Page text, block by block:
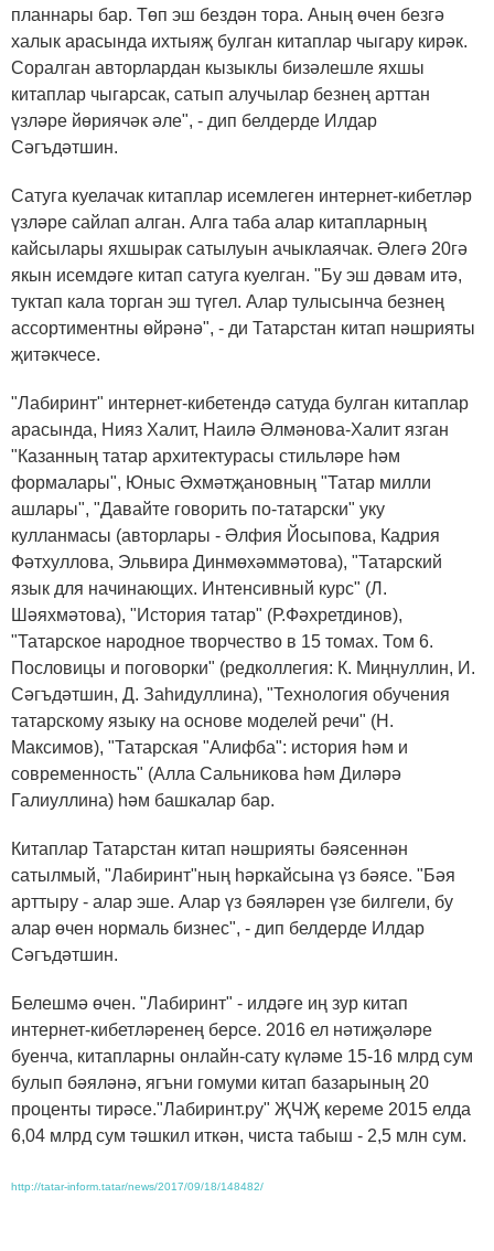
планнары бар. Төп эш бездән тора. Аның өчен безгә
халык арасында ихтыяҗ булган китаплар чыгару кирәк.
Соралган авторлардан кызыклы бизәлешле яхшы
китаплар чыгарсак, сатып алучылар безнең арттан
үзләре йөриячәк әле", - дип белдерде Илдар
Сәгъдәтшин.
Сатуга куелачак китаплар исемлеген интернет-кибетләр
үзләре сайлап алган. Алга таба алар китапларның
кайсылары яхшырак сатылуын ачыклаячак. Әлегә 20гә
якын исемдәге китап сатуга куелган. "Бу эш дәвам итә,
туктап кала торган эш түгел. Алар тулысынча безнең
ассортиментны өйрәнә", - ди Татарстан китап нәшрияты
җитәкчесе.
"Лабиринт" интернет-кибетендә сатуда булган китаплар
арасында, Нияз Халит, Наилә Әлмәнова-Халит язган
"Казанның татар архитектурасы стильләре һәм
формалары", Юныс Әхмәтҗановның "Татар милли
ашлары", "Давайте говорить по-татарски" уку
кулланмасы (авторлары - Әлфия Йосыпова, Кадрия
Фәтхуллова, Эльвира Динмөхәммәтова), "Татарский
язык для начинающих. Интенсивный курс" (Л.
Шәяхмәтова), "История татар" (Р.Фәхретдинов),
"Татарское народное творчество в 15 томах. Том 6.
Пословицы и поговорки" (редколлегия: К. Миңнуллин, И.
Сәгъдәтшин, Д. Заһидуллина), "Технология обучения
татарскому языку на основе моделей речи" (Н.
Максимов), "Татарская "Алифба": история һәм и
современность" (Алла Сальникова һәм Диләрә
Галиуллина) һәм башкалар бар.
Китаплар Татарстан китап нәшрияты бәясеннән
сатылмый, "Лабиринт"ның һәркайсына үз бәясе. "Бәя
арттыру - алар эше. Алар үз бәяләрен үзе билгели, бу
алар өчен нормаль бизнес", - дип белдерде Илдар
Сәгъдәтшин.
Белешмә өчен. "Лабиринт" - илдәге иң зур китап
интернет-кибетләренең берсе. 2016 ел нәтиҗәләре
буенча, китапларны онлайн-сату күләме 15-16 млрд сум
булып бәяләнә, ягъни гомуми китап базарының 20
проценты тирәсе."Лабиринт.ру" ҖЧҖ кереме 2015 елда
6,04 млрд сум тәшкил иткән, чиста табыш - 2,5 млн сум.
http://tatar-inform.tatar/news/2017/09/18/148482/